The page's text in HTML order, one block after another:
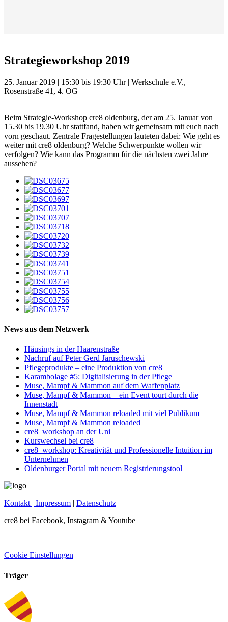
Strategieworkshop 2019
25. Januar 2019 | 15:30 bis 19:30 Uhr | Werkschule e.V.,
Rosenstraße 41, 4. OG
Beim Strategie-Workshop cre8 oldenburg, der am 25. Januar von
15.30 bis 19.30 Uhr stattfand, haben wir gemeinsam mit euch nach
vorn geschaut. Zentrale Fragestellungen lauteten dabei: Wie geht es
weiter mit cre8 oldenburg? Welche Schwerpunkte wollen wir
verfolgen? Wie kann das Programm für die nächsten zwei Jahre
aussehen?
News aus dem Netzwerk
Häusings in der Haarenstraße
Nachruf auf Peter Gerd Jaruschewski
Pflegeprodukte – eine Produktion von cre8
Karambolage #5: Digitalisierung in der Pflege
Muse, Mampf & Mammon auf dem Waffenplatz
Muse, Mampf & Mammon – ein Event tourt durch die
Innenstadt
Muse, Mampf & Mammon reloaded mit viel Publikum
Muse, Mampf & Mammon reloaded
cre8_workshop an der Uni
Kurswechsel bei cre8
cre8_workshop: Kreativität und Professionelle Intuition im
Unternehmen
Oldenburger Portal mit neuem Registrierungstool
Kontakt | Impressum | Datenschutz
cre8 bei Facebook, Instagram & Youtube
Cookie Einstellungen
Träger